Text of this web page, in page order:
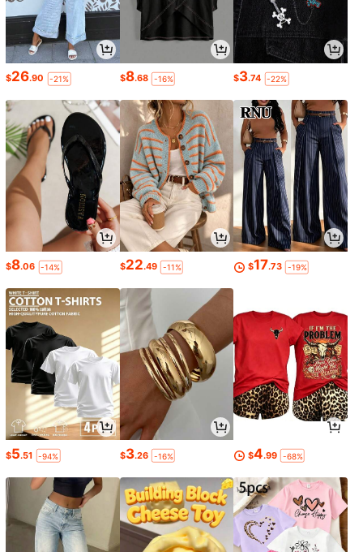
$26.90 -21% $8.68 -16% $3.74 -22%
$8.06 -14% $22.49 -11% $17.73 -19%
$5.51 -94% $3.26 -16% $4.99 -68%